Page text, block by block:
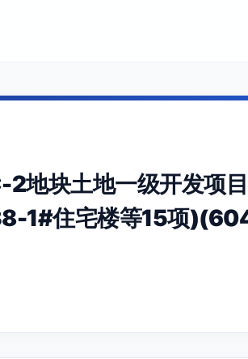
2地块土地一级开发
1#住宅楼等15项